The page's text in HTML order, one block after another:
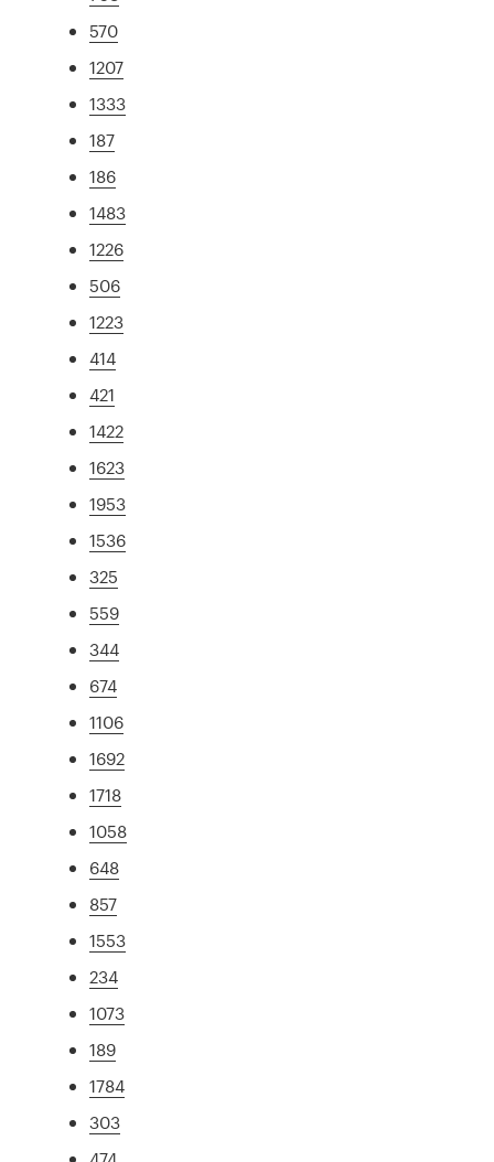
570
1207
1333
187
186
1483
1226
506
1223
414
421
1422
1623
1953
1536
325
559
344
674
1106
1692
1718
1058
648
857
1553
234
1073
189
1784
303